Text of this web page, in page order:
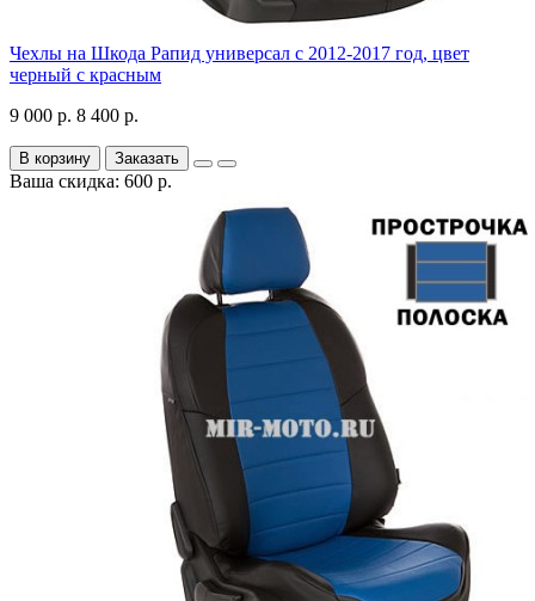
Чехлы на Шкода Рапид универсал с 2012-2017 год, цвет
черный с красным
9 000 р. 8 400 р.
В корзину Заказать
Ваша скидка: 600 р.